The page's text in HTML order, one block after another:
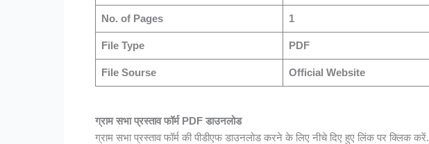
No. of Pages 1
File Type PDF
File Sourse Official Website
ग्राम सभा प्रस्ताव फॉर्म PDF डाउनलोड
ग्राम सभा प्रस्ताव फॉर्म की पीडीएफ डाउनलोड करने के लिए नीचे दिए हुए लिंक पर क्लिक करें.